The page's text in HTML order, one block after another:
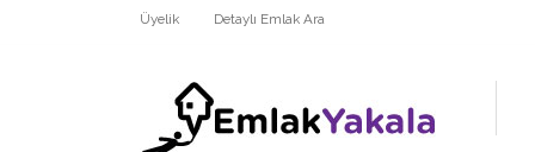
Üyelik Detaylı Emlak Ara